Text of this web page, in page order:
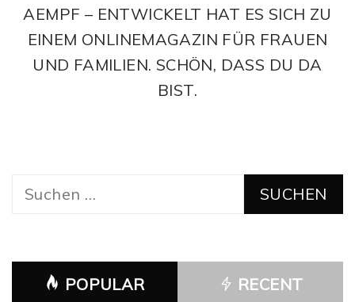
AEMPF – ENTWICKELT HAT ES SICH ZU
EINEM ONLINEMAGAZIN FÜR FRAUEN
UND FAMILIEN. SCHÖN, DASS DU DA
BIST.
Suchen
POPULAR RECENT